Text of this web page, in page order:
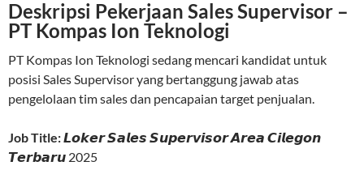
Deskripsi Pekerjaan Sales Supervisor –
PT Kompas Ion Teknologi
PT Kompas Ion Teknologi sedang mencari kandidat untuk
posisi Sales Supervisor yang bertanggung jawab atas
pengelolaan tim sales dan pencapaian target penjualan.
Job Title:𝙇𝙤𝙠𝙚𝙧 𝙎𝙖𝙡𝙚𝙨 𝙎𝙪𝙥𝙚𝙧𝙫𝙞𝙨𝙤𝙧 𝘼𝙧𝙚𝙖 𝘾𝙞𝙡𝙚𝙜𝙤𝙣
𝙏𝙚𝙧𝙗𝙖𝙧𝙪 2025